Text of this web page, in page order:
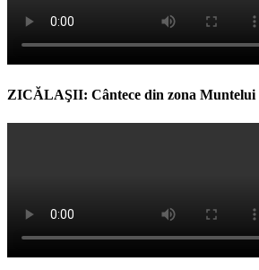
ZICĂLAŞII: Cântece din zona Muntelui